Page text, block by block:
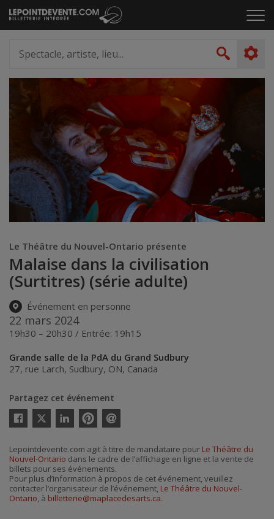
Passer
au
le
artiste,
lieu...
Le Théâtre du Nouvel-Ontario présente
Malaise dans la civilisation
(Surtitres) (série adulte)
Événement en personne
22 mars 2024
19h30 – 20h30 / Entrée: 19h15
Grande salle de la PdA du Grand Sudbury
27, rue Larch, Sudbury, ON, Canada
Partagez cet événement
Twitter
courriel
Lepointdevente.com agit à titre de mandataire pour Le Théâtre du
Nouvel-Ontario dans le cadre de l’affichage en ligne et la vente de
billets pour ses événements.
Pour plus d’information à propos de cet événement, veuillez
contacter l’organisateur de l’événement, Le Théâtre du Nouvel-
Ontario, à billetterie@maplacedesarts.ca.